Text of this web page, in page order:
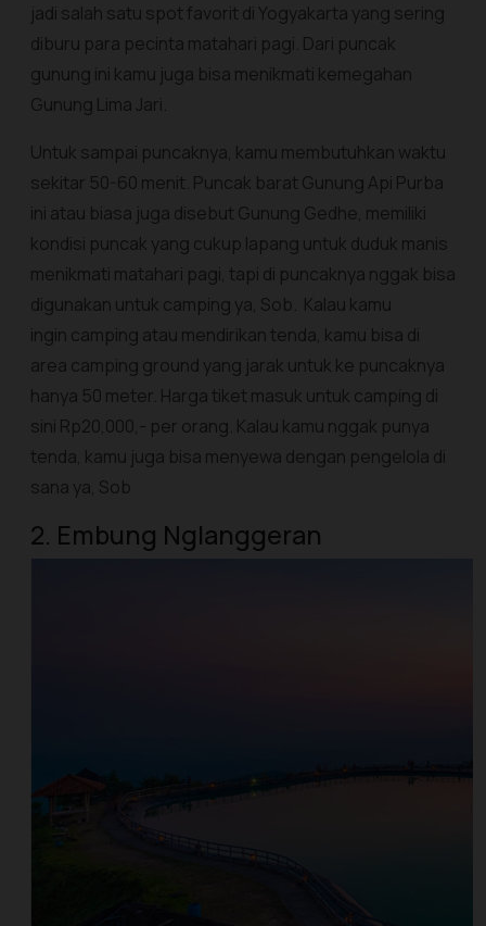
jadi salah satu spot favorit di Yogyakarta yang sering
diburu para pecinta matahari pagi. Dari puncak
gunung ini kamu juga bisa menikmati kemegahan
Gunung Lima Jari.
Untuk sampai puncaknya, kamu membutuhkan waktu
sekitar 50-60 menit. Puncak barat Gunung Api Purba
ini atau biasa juga disebut Gunung Gedhe, memiliki
kondisi puncak yang cukup lapang untuk duduk manis
menikmati matahari pagi, tapi di puncaknya nggak bisa
digunakan untuk camping ya, Sob. Kalau kamu
ingin camping atau mendirikan tenda, kamu bisa di
area camping ground yang jarak untuk ke puncaknya
hanya 50 meter. Harga tiket masuk untuk camping di
sini Rp20,000,- per orang. Kalau kamu nggak punya
tenda, kamu juga bisa menyewa dengan pengelola di
sana ya, Sob
2. Embung Nglanggeran